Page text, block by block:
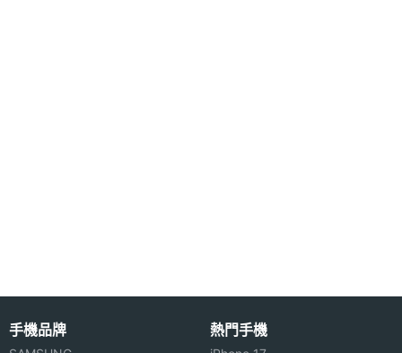
手機品牌 熱門手機